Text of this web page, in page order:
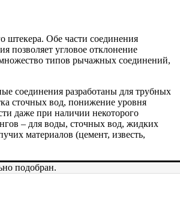
штекера. Обе части соединения
позволяет угловое отклонение
типов рычажных соединений,
соединения разработаны для трубных
сточных вод, понижение уровня
даже при наличии некоторого
– для воды, сточных вод, жидких
материалов (цемент, известь,
подобран.